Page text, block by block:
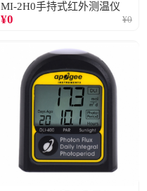
MI-2H0手持式红外测温仪
¥0 ¥0